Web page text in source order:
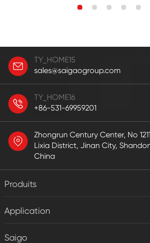
TY_HOME15
sales@saigaogroup.com
TY_HOME16
+86-531-69959201
Zhongrun Century Center, No
Lixia District, Jinan City,
China
Produits
Application
Saigo